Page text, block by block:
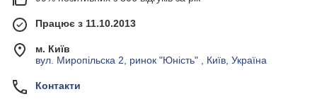
Працює з 11.10.2013
м. Київ
вул. Миропільска 2, ринок "Юність" , Київ, Україна
Контакти